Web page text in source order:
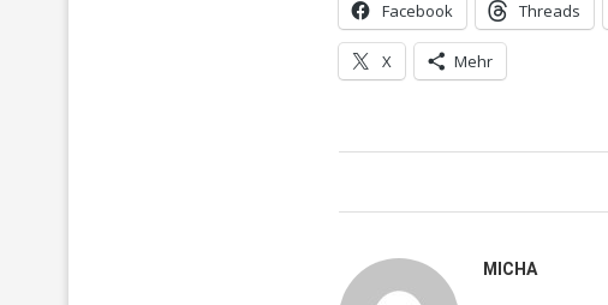
Facebook Threads
X Mehr
MICHA